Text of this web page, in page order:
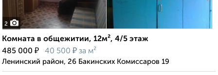
2
Комната в общежитии, 12м², 4/5 этаж
485 000 ₽ 40 500 ₽ за м²
Ленинский район, 26 Бакинских Комиссаров 19